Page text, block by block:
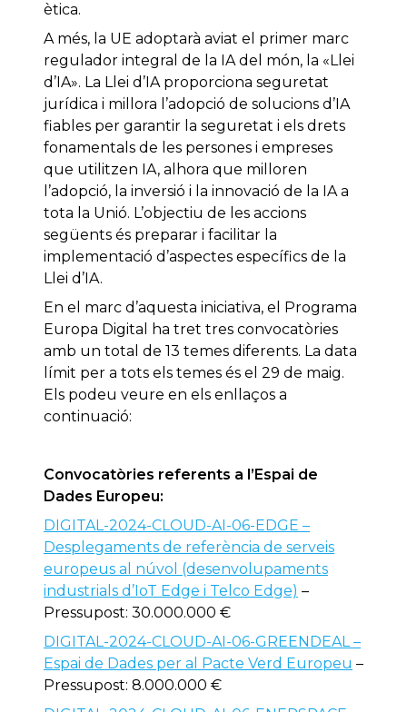
ètica.
A més, la UE adoptarà aviat el primer marc
regulador integral de la IA del món, la «Llei
d’IA». La Llei d’IA proporciona seguretat
jurídica i millora l’adopció de solucions d’IA
fiables per garantir la seguretat i els drets
fonamentals de les persones i empreses
que utilitzen IA, alhora que milloren
l’adopció, la inversió i la innovació de la IA a
tota la Unió. L’objectiu de les accions
següents és preparar i facilitar la
implementació d’aspectes específics de la
Llei d’IA.
En el marc d’aquesta iniciativa, el Programa
Europa Digital ha tret tres convocatòries
amb un total de 13 temes diferents. La data
límit per a tots els temes és el 29 de maig.
Els podeu veure en els enllaços a
continuació:
Convocatòries referents a l’Espai de
Dades Europeu:
DIGITAL-2024-CLOUD-AI-06-EDGE –
Desplegaments de referència de serveis
europeus al núvol (desenvolupaments
industrials d’IoT Edge i Telco Edge) –
Pressupost: 30.000.000 €
DIGITAL-2024-CLOUD-AI-06-GREENDEAL –
Espai de Dades per al Pacte Verd Europeu –
Pressupost: 8.000.000 €